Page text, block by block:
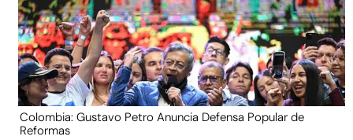
Colombia: Gustavo Petro Anuncia Defensa Popular de
Reformas